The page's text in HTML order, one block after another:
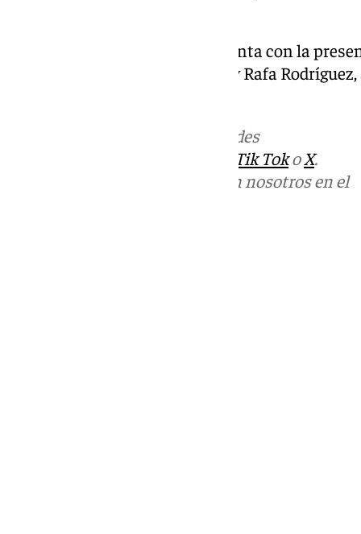
El encuentro gastronómico cuenta con la
Alejandro Ruiz, Noelia Carrión y Rafa
en las redes
Tik TokoX.
Puedes ponerte en contacto con nosotros en el